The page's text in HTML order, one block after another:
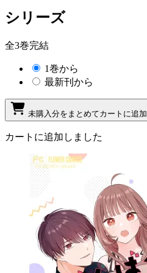
シリーズ
全3巻完結
1巻から
最新刊から
未購入分をまとめてカートに追加
カートに追加しました